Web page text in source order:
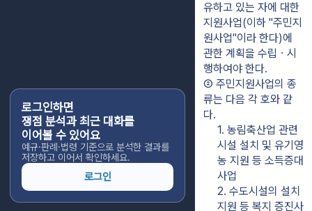
로그인하면
쟁점 분석과 최근 대화를
이어볼 수 있어요
예규·판례·법령 기준으로 분석한 결과를
저장하고 이어서 확인하세요.
로그인
유하고 있는 자에 대한
지원사업(이하 "주민지
원사업"이라 한다)에
관한 계획을 수립ㆍ시
행하여야 한다.
② 주민지원사업의 종
류는 다음 각 호와 같
다.
1. 농림축산업 관련
시설 설치 및 유기영
농 지원 등 소득증대
사업
2. 수도시설의 설치
지원 등 복지 증진사